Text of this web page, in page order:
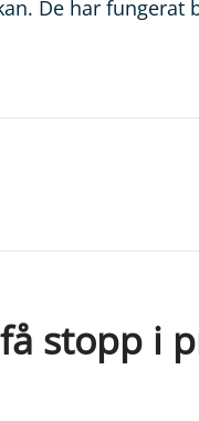
De har fungerat
stopp i